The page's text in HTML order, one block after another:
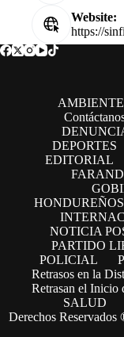
Website:
https://
AMBIENTE
DEPORTES
EDITORIAL
NOTICIA
PARTIDO
POLICIAL
Retrasos en la
Retrasan el Inicio
SALUD
Derechos Reservados